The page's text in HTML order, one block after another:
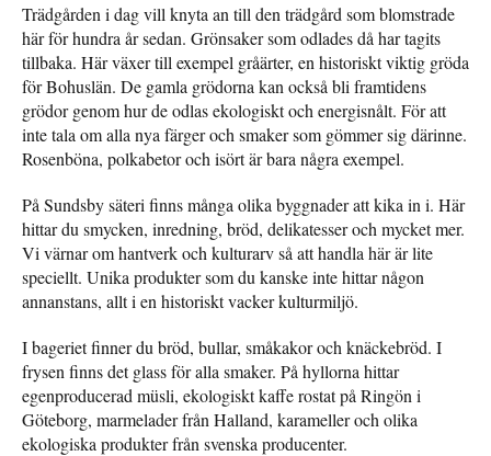
Trädgården i dag vill knyta an till den trädgård som blomstrade
här för hundra år sedan. Grönsaker som odlades då har tagits
tillbaka. Här växer till exempel gråärter, en historiskt viktig gröda
för Bohuslän. De gamla grödorna kan också bli framtidens
grödor genom hur de odlas ekologiskt och energisnålt. För att
inte tala om alla nya färger och smaker som gömmer sig därinne.
Rosenböna, polkabetor och isört är bara några exempel.
På Sundsby säteri finns många olika byggnader att kika in i. Här
hittar du smycken, inredning, bröd, delikatesser och mycket mer.
Vi värnar om hantverk och kulturarv så att handla här är lite
speciellt. Unika produkter som du kanske inte hittar någon
annanstans, allt i en historiskt vacker kulturmiljö.
I bageriet finner du bröd, bullar, småkakor och knäckebröd. I
frysen finns det glass för alla smaker. På hyllorna hittar
egenproducerad müsli, ekologiskt kaffe rostat på Ringön i
Göteborg, marmelader från Halland, karameller och olika
ekologiska produkter från svenska producenter.